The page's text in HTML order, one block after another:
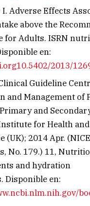
Adverse Effects
above the
for Adults. ISRN
en:
2013/
Guideline
and Management of
and
for Health and
(UK); 2014 Apr.
No. 179.) 11,
and hydration
Disponible en: